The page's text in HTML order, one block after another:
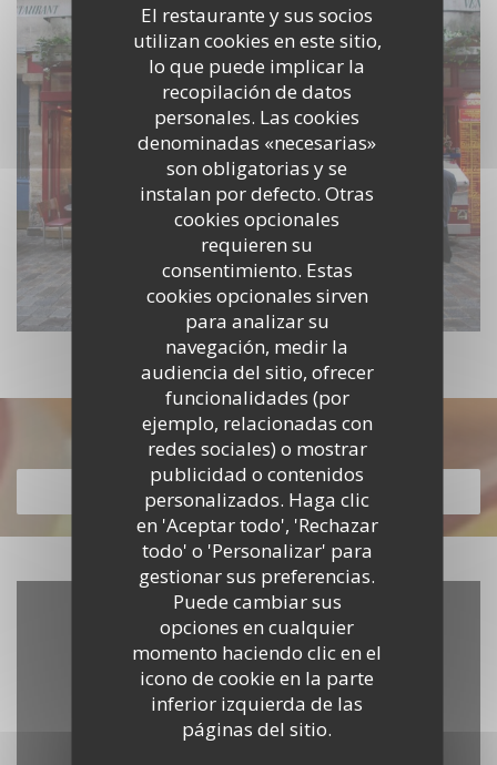
El restaurante y sus socios
utilizan cookies en este sitio,
lo que puede implicar la
recopilación de datos
personales. Las cookies
denominadas «necesarias»
son obligatorias y se
instalan por defecto. Otras
cookies opcionales
requieren su
consentimiento. Estas
cookies opcionales sirven
para analizar su
navegación, medir la
audiencia del sitio, ofrecer
funcionalidades (por
ejemplo, relacionadas con
redes sociales) o mostrar
publicidad o contenidos
personalizados. Haga clic
en 'Aceptar todo', 'Rechazar
todo' o 'Personalizar' para
gestionar sus preferencias.
Puede cambiar sus
opciones en cualquier
momento haciendo clic en el
icono de cookie en la parte
inferior izquierda de las
páginas del sitio.
Descubrir nuestra carta
DESCUBRIR NUESTRA CARTA